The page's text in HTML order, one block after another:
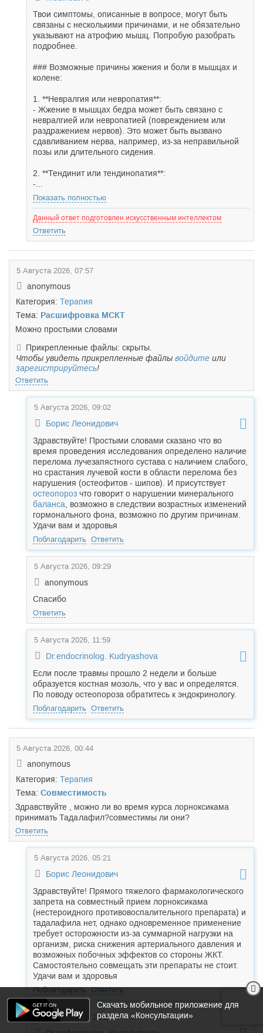
Твои симптомы, описанные в вопросе, могут быть
связаны с несколькими причинами, и не обязательно
указывают на атрофию мышц. Попробую разобрать
подробнее.
### Возможные причины жжения и боли в мышцах и
колене:
1. **Невралгия или невропатия**:
- Жжение в мышцах бедра может быть связано с
невралгией или невропатией (повреждением или
раздражением нервов). Это может быть вызвано
сдавливанием нерва, например, из-за неправильной
позы или длительного сидения.
2. **Тендинит или тендинопатия**:
-...
Показать полностью
Данный ответ подготовлен искусственным интеллектом
Ответить
5 Августа 2026, 07:57
anonymous
Категория: Терапия
Тема: Расшифровка МСКТ
Можно простыми словами
Прикрепленные файлы: скрыты.
Чтобы увидеть прикрепленные файлы войдите или
зарегистрируйтесь!
Ответить
5 Августа 2026, 09:02
Борис Леонидович
Здравствуйте! Простыми словами сказано что во
время проведения исследования определено наличие
перелома лучезапястного сустава с наличием слабого,
но срастания лучевой кости в области перелома без
нарушения (остеофитов - шипов). И присутствует
остеопороз что говорит о нарушении минерального
баланса , возможно в следствии возрастных изменений
гормонального фона, возможно по другим причинам.
Удачи вам и здоровья
Поблагодарить Ответить
5 Августа 2026, 09:29
anonymous
Спасибо
Ответить
5 Августа 2026, 11:59
Dr.endocrinolog. Kudryashova
Если после травмы прошло 2 недели и больше
образуется костная мозоль, что у вас и определятся.
По поводу остеопороза обратитесь к эндокринологу.
Поблагодарить Ответить
5 Августа 2026, 00:44
anonymous
Категория: Терапия
Тема: Совместимость
Здравствуйте , можно ли во время курса лорноксикама
принимать Тадалафил?совместимы ли они?
Ответить
5 Августа 2026, 05:21
Борис Леонидович
Здравствуйте! Прямого тяжелого фармакологического
запрета на совместный прием лорноксикама
(нестероидного противовоспалительного препарата) и
тадалафила нет, однако одновременное применение
требует осторожности из-за суммарной нагрузки на
организм, риска снижения артериального давления и
возможных побочных эффектов со стороны ЖКТ.
Самостоятельно совмещать эти препараты не стоит.
Удачи вам и здоровья
Поблагодарить Ответить
5 Августа 2026, 12:02
Скачать мобильное приложение для
раздела «Консультации»